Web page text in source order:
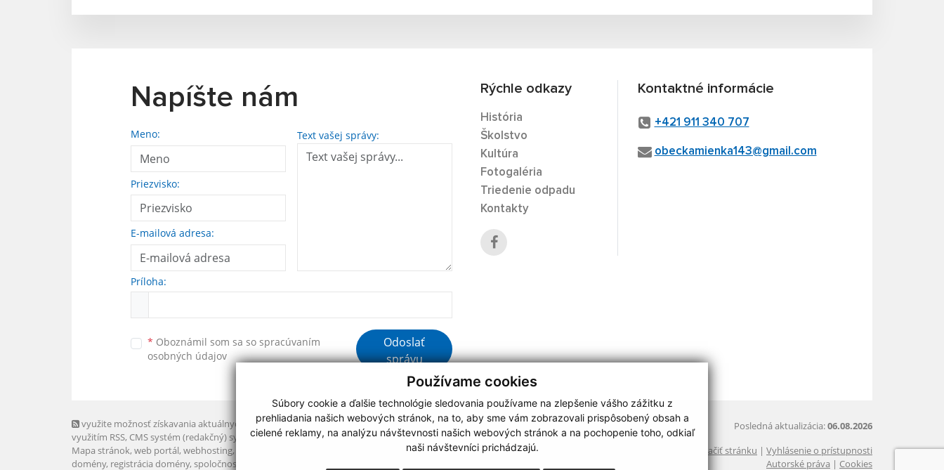
Používame cookies
Súbory cookie a ďalšie technológie sledovania používame na zlepšenie vášho zážitku z
prehliadania našich webových stránok, na to, aby sme vám zobrazovali prispôsobený obsah a
cielené reklamy, na analýzu návštevnosti našich webových stránok a na pochopenie toho, odkiaľ
naši návštevníci prichádzajú.
Napíšte nám
Meno:
Priezvisko:
E-mailová adresa:
Text vašej správy:
Príloha:
* Oboznámil som sa so spracúvaním
osobných údajov
Odoslať
správu
Rýchle odkazy
História
Školstvo
Kultúra
Fotogaléria
Triedenie odpadu
Kontakty
Kontaktné informácie
+421 911 340 707
obeckamienka143@gmail.com
využite možnosť získavania aktuálnych informácií s
využitím RSS, CMS systém (redakčný) systém ECHELON 2,
Mapa stránok, web portál, webhosting,
domény, registrácia domény, spoločnosť webex.digital, s.r.o.
Posledná aktualizácia:06.08.2026
Vytlačiť stránku | Vyhlásenie o prístupnosti
Autorské práva | Cookies
webdesign|